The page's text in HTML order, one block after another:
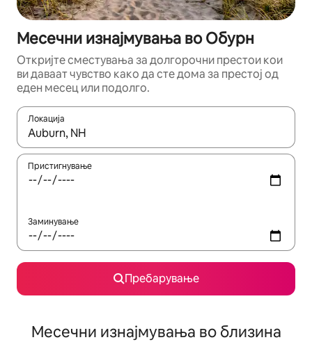
Месечни изнајмувања во Обурн
Откријте сместувања за долгорочни престои кои
ви даваат чувство како да сте дома за престој од
еден месец или подолго.
Локација
Кога резултатите се достапни, движете се со копчињата
Пристигнување
Заминување
Пребарување
Месечни изнајмувања во близина